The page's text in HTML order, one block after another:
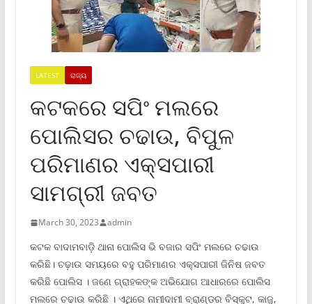
LATEST ରାଜ୍ୟ
କଟକରେ ସପିଂ ମଲରେ
ପୋଲିସର ଚଢାଉ, ବିପୁଳ
ପରିମାଣର ଏକ୍ସପାରୀ
ସାମଗ୍ରୀ ଜବତ
March 30, 2023 admin
କଟକ ବାଦାମବାଡ଼ି ଥାନା ପୋଲିସ ଭି ବଜାର ସପିଂ ମଲରେ ଚଢାଉ
କରିଛି। ଚଢ଼ାଉ ସମୟରେ ବହୁ ପରିମାଣର ଏକ୍ସପାରୀ ଜିନିଷ ଜବତ
କରିଛି ପୋଲିସ । ଜଣେ ଗ୍ରାହକଙ୍କ ଅଭିଯୋଗ ଆଧାରରେ ପୋଲିସ
ମଲରେ ଚଢାଉ କରିଛି । ଏଥିରେ ନାମୀଦାମୀ ବ୍ରାଣ୍ଡର ବିସ୍କୁଟ, କାଜୁ,